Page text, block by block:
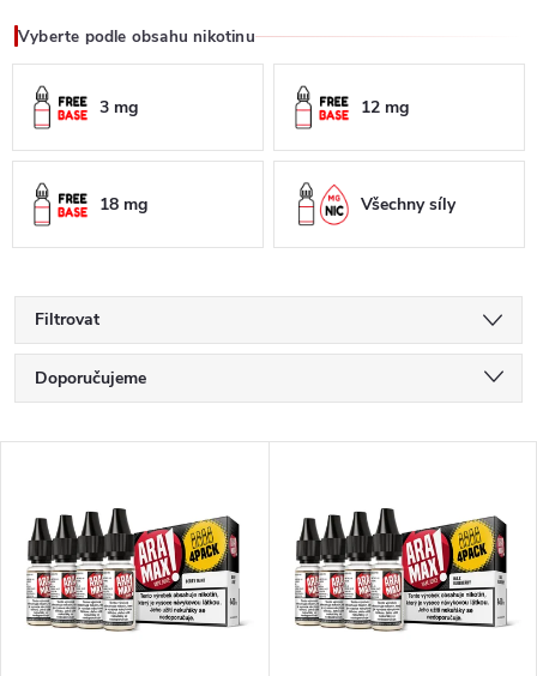
Vyberte podle obsahu nikotinu
3 mg 12 mg
18 mg Všechny síly
Filtrovat
Ř
a
z
e
n
Doporučujeme
Nejprodávanější
Abecedně
ý
p